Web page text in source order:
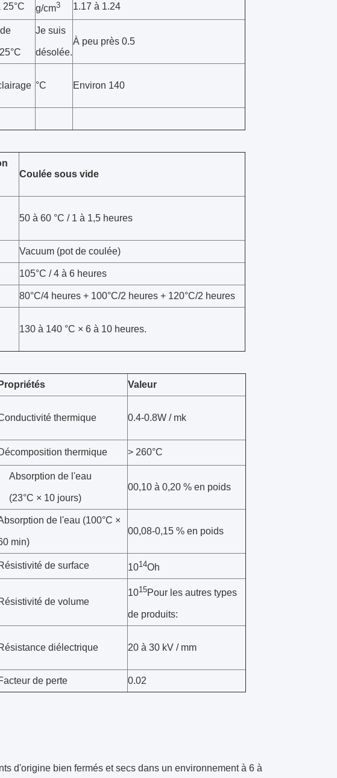
25°C g/cm3 1.17 à 1.24
Je suis
désolée.
À peu près 0.5
°C Environ 140
Coulée sous vide
50 à 60 °C / 1 à 1,5 heures
Vacuum (pot de coulée)
105°C / 4 à 6 heures
80°C/4 heures + 100°C/2 heures + 120°C/2 heures
130 à 140 °C × 6 à 10 heures.
Propriétés Valeur
thermique 0.4-0.8W / mk
thermique > 260°C
Absorption de l'eau
(23°C × 10 jours)
00,10 à 0,20 % en poids
de l'eau (100°C ×
min)
00,08-0,15 % en poids
de surface 1014Oh
de volume
1015Pour les autres types
de produits:
diélectrique 20 à 30 kV / mm
de perte 0.02
d'origine bien fermés et secs dans un environnement à 6 à